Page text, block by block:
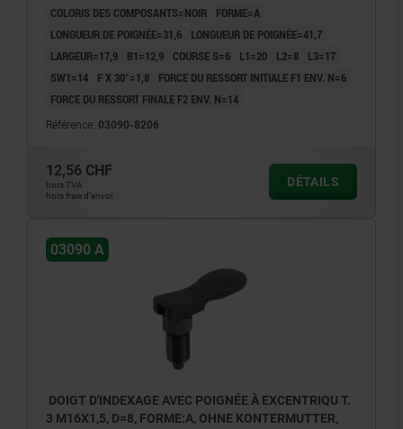
COLORIS DES COMPOSANTS=NOIR
FORME=A
LONGUEUR DE POIGNÉE=31,6
LONGUEUR DE POIGNÉE=41,7
LARGEUR=17,9
B1=12,9 COURSE S=6 L1=20 L2=8
L3=17
SW1=14
F X 30°=1,8
FORCE DU RESSORT INITIALE F1 ENV. N=6
FORCE DU RESSORT FINALE F2 ENV. N=14
Référence: 03090-8206
12,56 CHF
hors TVA
hors frais d’envoi
DÉTAILS
03090 A
DOIGT D'INDEXAGE AVEC POIGNÉE À EXCENTRIQU T.
3 M16X1,5, D=8, FORME:A, OHNE KONTERMUTTER,